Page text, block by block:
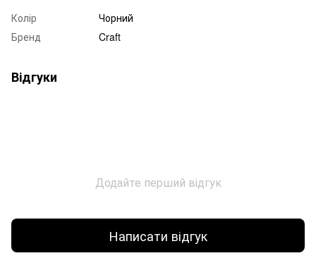
Колір
Чорний
Бренд
Craft
Відгуки
Додайте перший відгук
Написати відгук